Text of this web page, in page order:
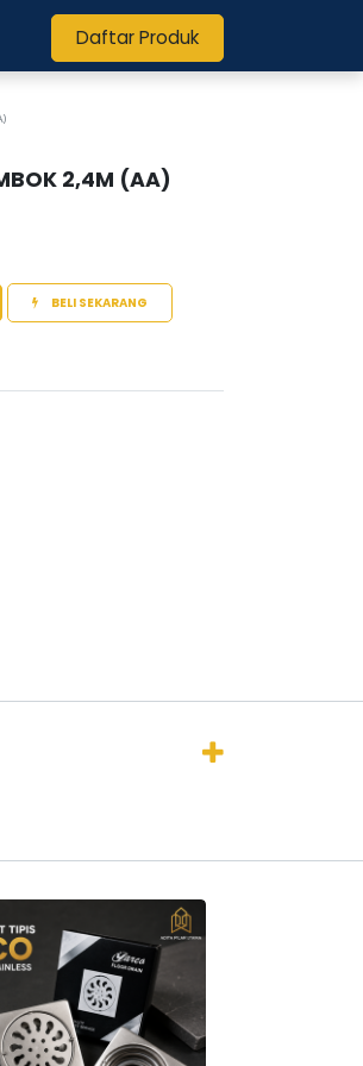
Daftar Produk
2,4M (AA)
BELI SEKARANG